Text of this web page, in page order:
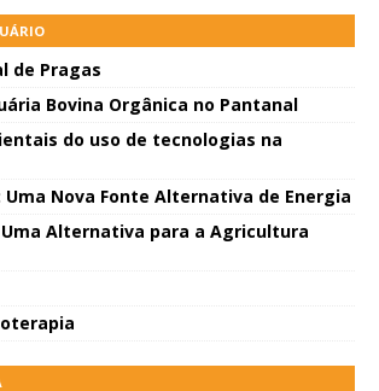
de Pragas
Bovina Orgânica no Pantanal
do uso de tecnologias na
Uma Nova Fonte Alternativa de Energia
Alternativa para a Agricultura